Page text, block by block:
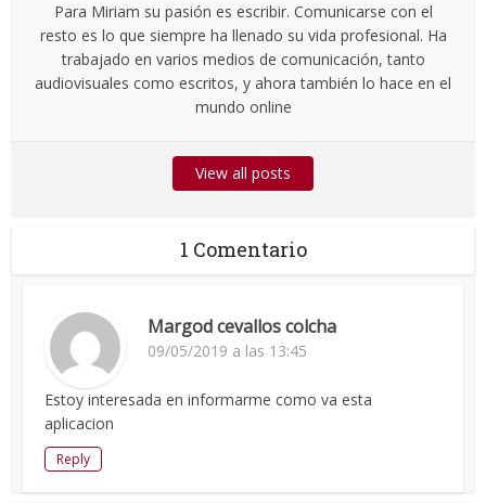
Para Miriam su pasión es escribir. Comunicarse con el
resto es lo que siempre ha llenado su vida profesional. Ha
trabajado en varios medios de comunicación, tanto
audiovisuales como escritos, y ahora también lo hace en el
mundo online
View all posts
1 Comentario
Margod cevallos colcha
09/05/2019 a las 13:45
Estoy interesada en informarme como va esta
aplicacion
Reply